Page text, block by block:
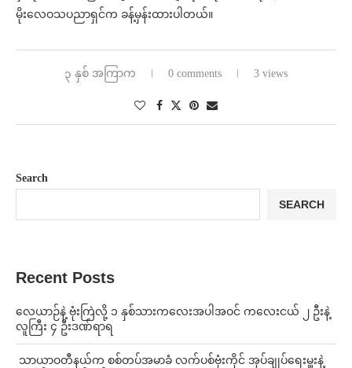
မိုးလေဝသပညာရှင်က ခန့်မှန်းထားပါတယ်။
၃ နှစ် အကြာက 0 comments 3 views
Search
SEARCH
Recent Posts
⁨လေယာဉ်နဲ့ ဗုံးကြဲလို့ ၁ နှစ်သားကလေးအပါအဝင် ကလေးငယ် ၂ ဦးနဲ့
လူကြီး ၄ ဦးဒဏ်ရာရ
⁩ ⁨သာယာဝတီနယ်က စစ်တပ်အမာခံ လက်ပစ်ဗုံးကိုင် အုပ်ချုပ်ရေးမှူးနဲ့